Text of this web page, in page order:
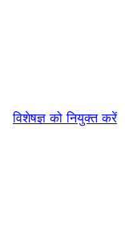
विशेषज्ञ को नियुक्त करें